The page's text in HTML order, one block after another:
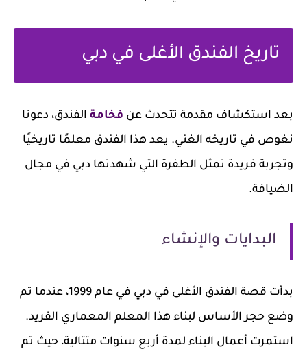
تاريخ الفندق الأغلى في دبي
بعد استكشاف مقدمة تتحدث عن فخامة الفندق، دعونا
نغوص في تاريخه الغني. يعد هذا الفندق معلمًا تاريخيًا
وتجربة فريدة تمثل الطفرة التي شهدتها دبي في مجال
الضيافة.
البدايات والإنشاء
بدأت قصة الفندق الأغلى في دبي في عام 1999، عندما تم
وضع حجر الأساس لبناء هذا المعلم المعماري الفريد.
استمرت أعمال البناء لمدة أربع سنوات متتالية، حيث تم